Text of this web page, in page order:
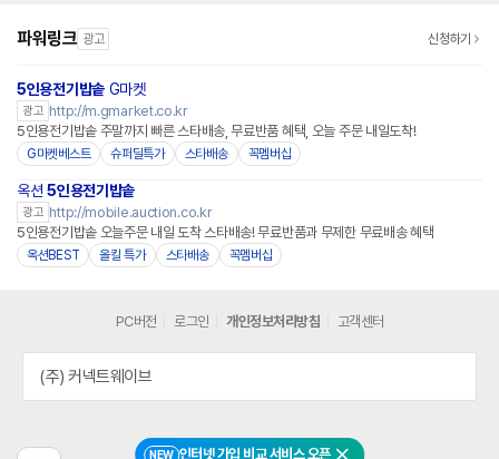
파워링크 광고 신청하기
5인용전기밥솥G마켓
광고 http://m.gmarket.co.kr
5인용전기밥솥 주말까지 빠른 스타배송, 무료반품 혜택, 오늘 주문 내일도착!
G마켓베스트 슈퍼딜특가 스타배송 꼭멤버십
옥션5인용전기밥솥
광고 http://mobile.auction.co.kr
5인용전기밥솥 오늘주문 내일 도착 스타배송! 무료반품과 무제한 무료배송 혜택
옥션BEST 올킬 특가 스타배송 꼭멤버십
NEW 인터넷 가입 비교 서비스 오픈
PC버전 로그인 개인정보처리방침 고객센터
(주) 커넥트웨이브